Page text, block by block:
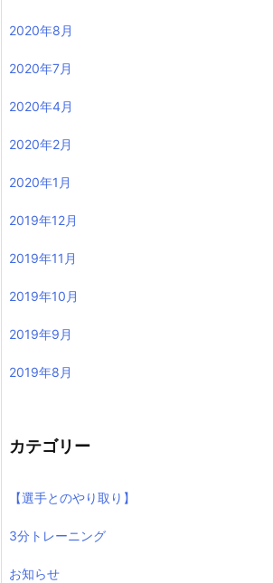
2020年8月
2020年7月
2020年4月
2020年2月
2020年1月
2019年12月
2019年11月
2019年10月
2019年9月
2019年8月
カテゴリー
【選手とのやり取り】
3分トレーニング
お知らせ